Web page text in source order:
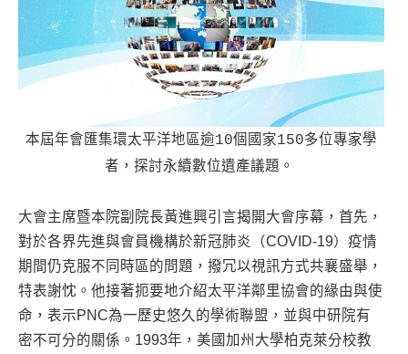
本屆年會匯集環太平洋地區逾10個國家150多位專家學
者，探討永續數位遺產議題。
大會主席暨本院副院長黃進興引言揭開大會序幕，首先，
對於各界先進與會員機構於新冠肺炎（COVID-19）疫情
期間仍克服不同時區的問題，撥冗以視訊方式共襄盛舉，
特表謝忱。他接著扼要地介紹太平洋鄰里協會的緣由與使
命，表示PNC為一歷史悠久的學術聯盟，並與中研院有
密不可分的關係。1993年，美國加州大學柏克萊分校教